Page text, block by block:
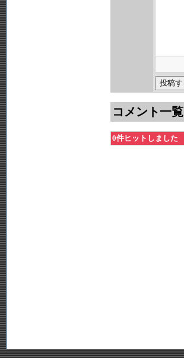
コメント一覧
0件ヒットしました